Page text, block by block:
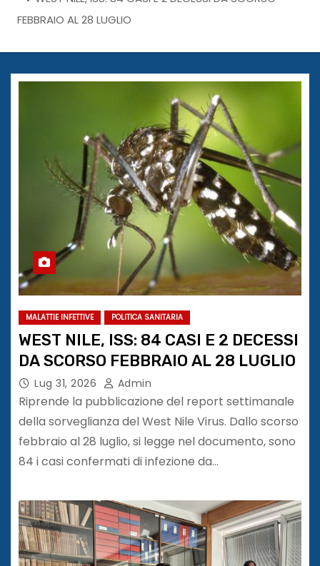
FEBBRAIO AL 28 LUGLIO
MALATTIE INFETTIVE POLITICA SANITARIA
WEST NILE, ISS: 84 CASI E 2 DECESSI
DA SCORSO FEBBRAIO AL 28 LUGLIO
Lug 31, 2026 Admin
Riprende la pubblicazione del report settimanale
della sorveglianza del West Nile Virus. Dallo scorso
febbraio al 28 luglio, si legge nel documento, sono
84 i casi confermati di infezione da…